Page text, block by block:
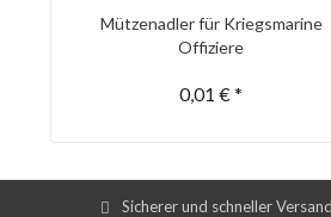
Mützenadler für Kriegsmarine
Offiziere
0,01 € *
Sicherer und schneller Versand